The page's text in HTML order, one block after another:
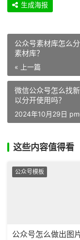
生成海报
公众号素材库怎么
素材库？
« 上一篇
微信公众号怎么找
以分开使用吗？
2024年10月29日
这些内容值得看
公众号模板
公众号怎么做出图